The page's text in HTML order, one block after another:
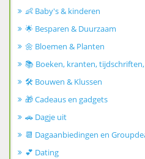
👶 Baby's & kinderen
🌟 Besparen & Duurzaam
🌼 Bloemen & Planten
📚 Boeken, kranten,
🛠️ Bouwen & Klussen
🎁 Cadeaus en gadgets
🚗 Dagje uit
📆 Dagaanbiedingen en
💕 Dating